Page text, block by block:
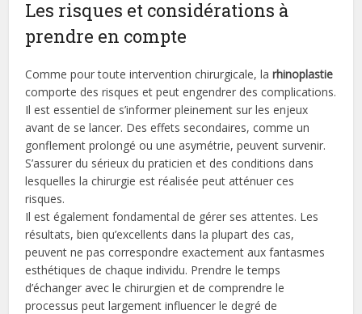
Les risques et considérations à
prendre en compte
Comme pour toute intervention chirurgicale, larhinoplastie
comporte des risques et peut engendrer des complications.
Il est essentiel de s’informer pleinement sur les enjeux
avant de se lancer. Des effets secondaires, comme un
gonflement prolongé ou une asymétrie, peuvent survenir.
S’assurer du sérieux du praticien et des conditions dans
lesquelles la chirurgie est réalisée peut atténuer ces
risques.
Il est également fondamental de gérer ses attentes. Les
résultats, bien qu’excellents dans la plupart des cas,
peuvent ne pas correspondre exactement aux fantasmes
esthétiques de chaque individu. Prendre le temps
d’échanger avec le chirurgien et de comprendre le
processus peut largement influencer le degré de